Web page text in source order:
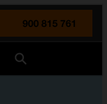
900 815 761